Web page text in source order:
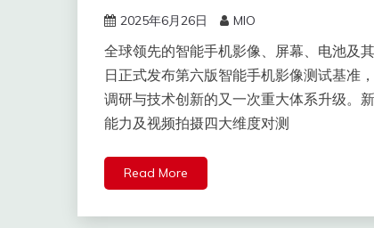
2025年6月26日 MIO
全球领先的智能手机影像、屏幕、电池及
日正式发布第六版智能手机影像测试基准
调研与技术创新的又一次重大体系升级。
能力及视频拍摄四大维度对测
Read More